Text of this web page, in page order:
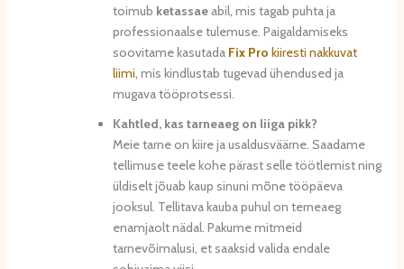
toimub ketassaeabil, mis tagab puhta ja
professionaalse tulemuse. Paigaldamiseks
soovitame kasutada Fix Pro kiiresti nakkuvat
liimi, mis kindlustab tugevad ühendused ja
mugava tööprotsessi.
Kahtled, kas tarneaeg on liiga pikk?
Meie tarne on kiire ja usaldusväärne. Saadame
tellimuse teele kohe pärast selle töötlemist ning
üldiselt jõuab kaup sinuni mõne tööpäeva
jooksul. Tellitava kauba puhul on terneaeg
enamjaolt nädal. Pakume mitmeid
tarnevõimalusi, et saaksid valida endale